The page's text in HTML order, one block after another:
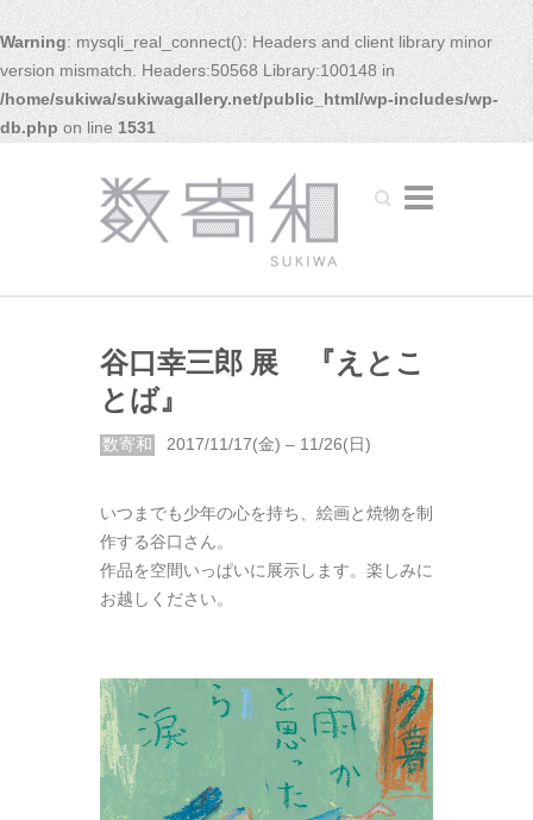
Warning: mysqli_real_connect(): Headers and client library minor
version mismatch. Headers:50568 Library:100148 in
/home/sukiwa/sukiwagallery.net/public_html/wp-includes/wp-
db.php on line 1531
Search
谷口幸三郎 展 『えとこ
とば』
数寄和 2017/11/17(金) – 11/26(日)
いつまでも少年の心を持ち、絵画と焼物を制
作する谷口さん。
作品を空間いっぱいに展示します。楽しみに
お越しください。